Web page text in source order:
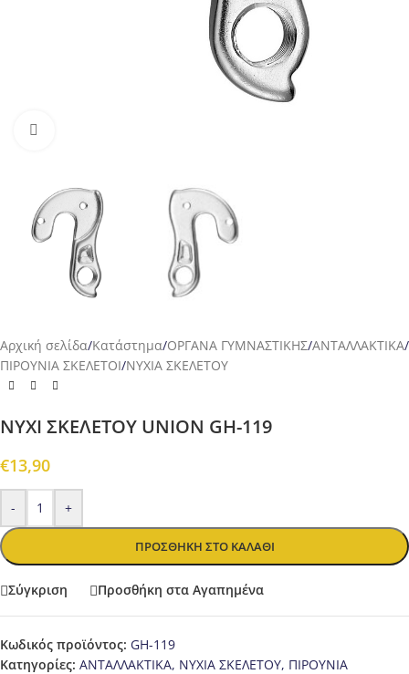
Αρχική σελίδα/Κατάστημα/ΟΡΓΑΝΑ ΓΥΜΝΑΣΤΙΚΗΣ/ΑΝΤΑΛΛΑΚΤΙΚΑ/
ΠΙΡΟΥΝΙΑ ΣΚΕΛΕΤΟΙ/ΝΥΧΙΑ ΣΚΕΛΕΤΟΥ
ΝΥΧΙ ΣΚΕΛΕΤΟΥ UNION GH-119
€13,90
- +
ΠΡΟΣΘΉΚΗ ΣΤΟ ΚΑΛΆΘΙ
Σύγκριση Προσθήκη στα Αγαπημένα
Κωδικός προϊόντος: GH-119
Κατηγορίες: ΑΝΤΑΛΛΑΚΤΙΚΑ, ΝΥΧΙΑ ΣΚΕΛΕΤΟΥ, ΠΙΡΟΥΝΙΑ